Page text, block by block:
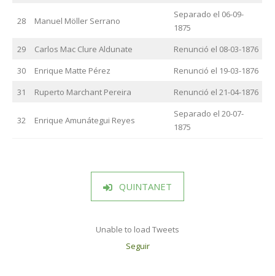
28 Manuel Möller Serrano
Separado el 06-09-
1875
29
Carlos Mac Clure Aldunate
Renunció el 08-03-1876
30
Enrique Matte Pérez
Renunció el 19-03-1876
31
Ruperto Marchant Pereira Renunció el 21-04-1876
32 Enrique Amunátegui Reyes
Separado el 20-07-
1875
QUINTANET
Unable to load Tweets
Seguir